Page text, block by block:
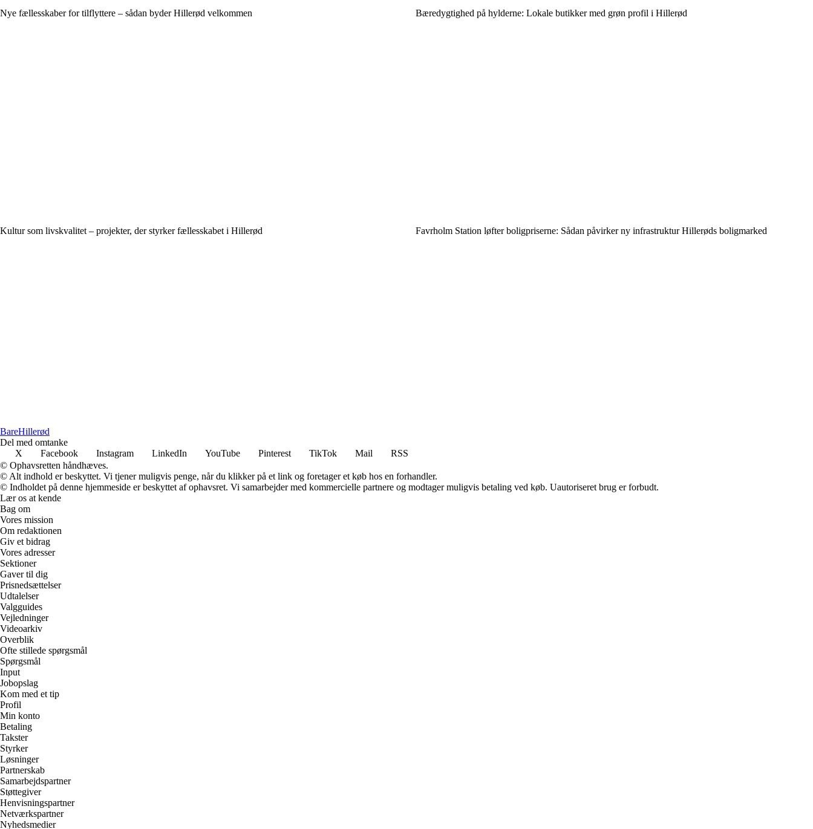
Nye fællesskaber for tilflyttere – sådan byder Hillerød velkommen Bæredygtighed på hylderne: Lokale butikker med grøn profil i Hillerød
Kultur som livskvalitet – projekter, der styrker fællesskabet i Hillerød Favrholm Station løfter boligpriserne: Sådan påvirker ny infrastruktur Hillerøds boligmarked
BareHillerød
Del med omtanke
X
Facebook Instagram LinkedIn YouTube Pinterest TikTok Mail
RSS
© Ophavsretten håndhæves.
© Alt indhold er beskyttet. Vi tjener muligvis penge, når du klikker på et link og foretager et køb hos en forhandler.
© Indholdet på denne hjemmeside er beskyttet af ophavsret. Vi samarbejder med kommercielle partnere og modtager muligvis betaling ved køb. Uautoriseret brug er forbudt.
Lær os at kende
Bag om
Vores mission
Om redaktionen
Giv et bidrag
Vores adresser
Sektioner
Gaver til dig
Prisnedsættelser
Udtalelser
Valgguides
Vejledninger
Videoarkiv
Overblik
Ofte stillede spørgsmål
Spørgsmål
Input
Jobopslag
Kom med et tip
Profil
Min konto
Betaling
Takster
Styrker
Løsninger
Partnerskab
Samarbejdspartner
Støttegiver
Henvisningspartner
Netværkspartner
Nyhedsmedier